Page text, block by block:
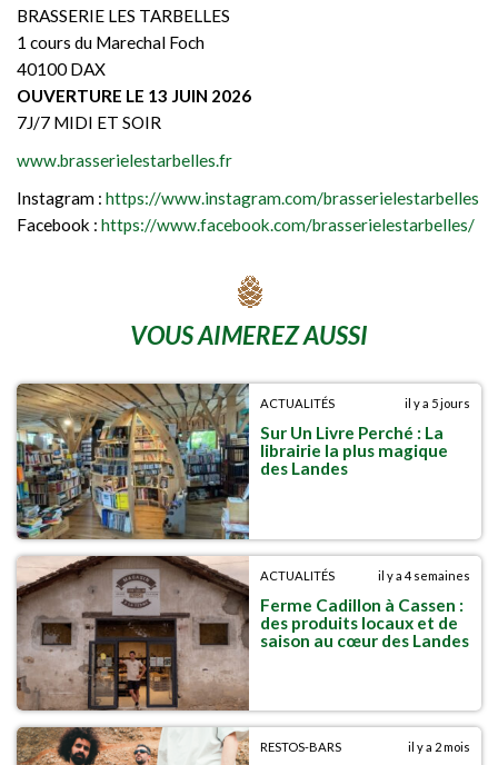
BRASSERIE LES TARBELLES
1 cours du Marechal Foch
40100 DAX
OUVERTURE LE 13 JUIN 2026
7J/7 MIDI ET SOIR
www.brasserielestarbelles.fr
Instagram : https://www.instagram.com/brasserielestarbelles
Facebook : https://www.facebook.com/brasserielestarbelles/
VOUS AIMEREZ AUSSI
ACTUALITÉS il y a 5 jours
Sur Un Livre Perché : La
librairie la plus magique
des Landes
ACTUALITÉS il y a 4 semaines
Ferme Cadillon à Cassen :
des produits locaux et de
saison au cœur des Landes
RESTOS-BARS il y a 2 mois